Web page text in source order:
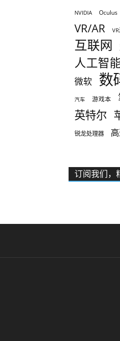
NVIDIA Oculus
VR/AR
互联网
人工智
微软 数
汽车 游戏本
英特尔
锐龙处理器
订阅我们，